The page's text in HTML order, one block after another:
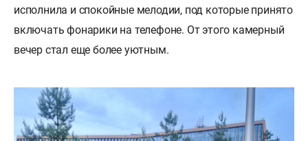
исполнила и спокойные мелодии, под которые принято
включать фонарики на телефоне. От этого камерный
вечер стал еще более уютным.